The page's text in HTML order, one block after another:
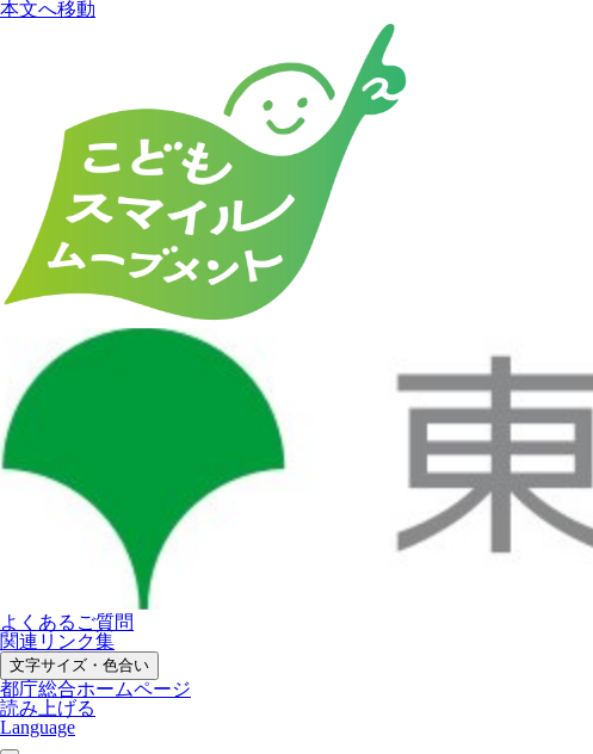
本文へ移動
よくあるご質問
関連リンク集
文字サイズ・色合い
都庁総合ホームページ
読み上げる
Language